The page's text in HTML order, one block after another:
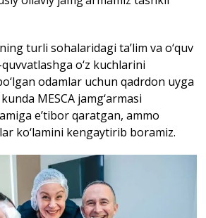
turli sohalaridagi ta’lim va o‘quv
o‘z kuchlarini
odamlar uchun qadrdon uyga
MESCA jamg‘armasi
e’tibor qaratgan, ammo
ko‘lamini kengaytirib boramiz.